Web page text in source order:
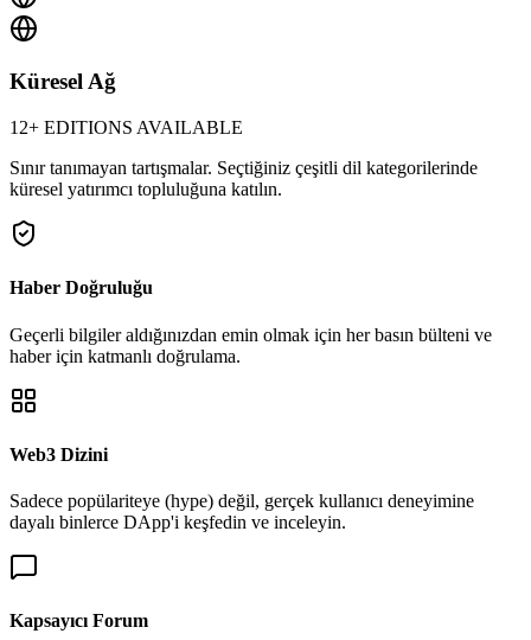
Küresel Ağ
12+ EDITIONS AVAILABLE
Sınır tanımayan tartışmalar. Seçtiğiniz çeşitli dil kategorilerinde
küresel yatırımcı topluluğuna katılın.
Haber Doğruluğu
Geçerli bilgiler aldığınızdan emin olmak için her basın bülteni ve
haber için katmanlı doğrulama.
Web3 Dizini
Sadece popülariteye (hype) değil, gerçek kullanıcı deneyimine
dayalı binlerce DApp'i keşfedin ve inceleyin.
Kapsayıcı Forum